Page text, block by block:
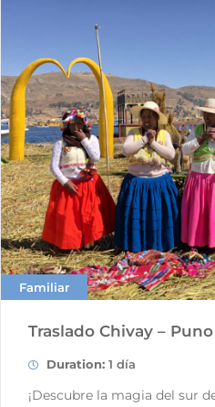
Familiar
Traslado Chivay – Puno
Duration: 1 día
¡Descubre la magia del sur